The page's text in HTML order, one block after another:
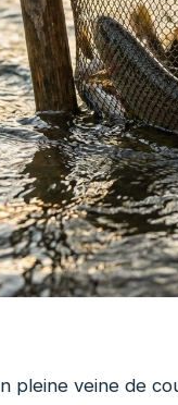
pleine veine de